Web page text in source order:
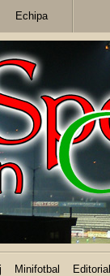
Echipa
Minifotbal Editorial